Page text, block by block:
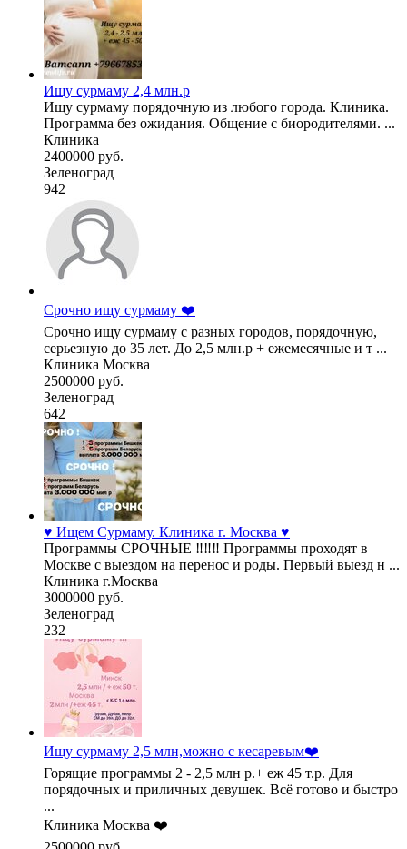
Ищу сурмаму 2,4 млн.р
Ищу сурмаму порядочную из любого города. Клиника.
Программа без ожидания. Общение с биородителями. ...
Клиника
2400000 руб.
Зеленоград
942
Срочно ищу сурмаму ❤️
Срочно ищу сурмаму с разных городов, порядочную,
серьезную до 35 лет. До 2,5 млн.р + ежемесячные и т ...
Клиника Москва
2500000 руб.
Зеленоград
642
♥️ Ищем Сурмаму. Клиника г. Москва ♥️
Программы СРОЧНЫЕ ‼️‼️‼️ Программы проходят в
Москве с выездом на перенос и роды. Первый выезд н ...
Клиника г.Москва
3000000 руб.
Зеленоград
232
Ищу сурмаму 2,5 млн,можно с кесаревым❤️
Горящие программы 2 - 2,5 млн р.+ еж 45 т.р. Для
порядочных и приличных девушек. Всё готово и быстро
...
Клиника Москва ❤️